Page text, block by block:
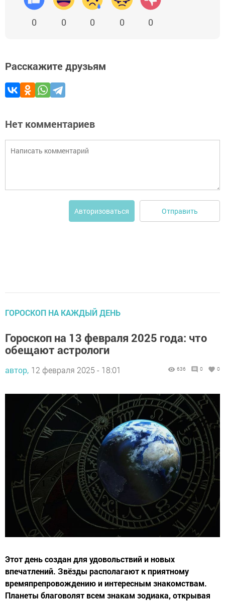
0 0 0 0 0
Расскажите друзьям
Нет комментариев
Авторизоваться Отправить
ГОРОСКОП НА КАЖДЫЙ ДЕНЬ
Гороскоп на 13 февраля 2025 года: что
обещают астрологи
автор, 12 февраля 2025 - 18:01 636 0 0
Этот день создан для удовольствий и новых
впечатлений. Звёзды располагают к приятному
времяпрепровождению и интересным знакомствам.
Планеты благоволят всем знакам зодиака, открывая